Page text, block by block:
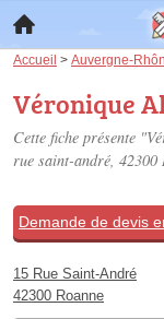
Accueil > Auvergne-
Véronique
Cette fiche présente
rue saint-andré, 42300
Demande de devis
15 Rue Saint-André
42300 Roanne